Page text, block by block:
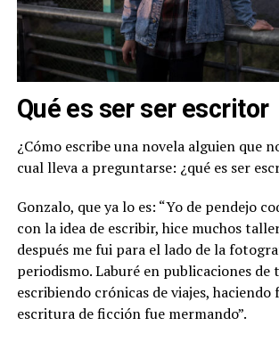
Qué es ser ser escritor
¿Cómo escribe una novela alguien que
cual lleva a preguntarse: ¿qué es ser
Gonzalo, que ya lo es: “Yo de pendejo
con la idea de escribir, hice muchos
después me fui para el lado de la
periodismo. Laburé en publicaciones de
escribiendo crónicas de viajes,
escritura de ficción fue mermando”.